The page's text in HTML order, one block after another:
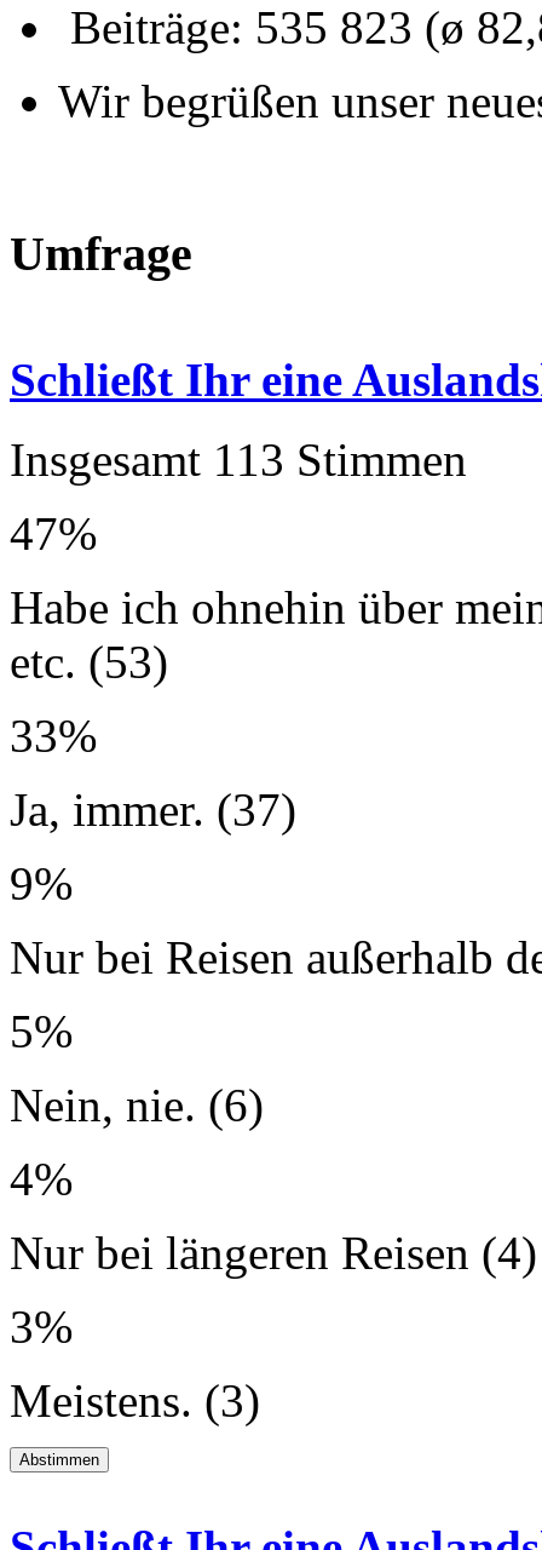
Beiträge: 535 823 (ø
Wir begrüßen unser
Umfrage
Schließt Ihr eine
Insgesamt 113 Stimmen
47%
Habe ich ohnehin über
etc. (53)
33%
Ja, immer. (37)
9%
Nur bei Reisen außerhalb
5%
Nein, nie. (6)
4%
Nur bei längeren Reisen (4)
3%
Meistens. (3)